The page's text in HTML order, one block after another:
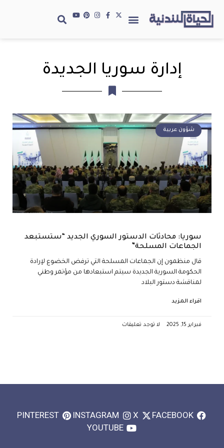
إدارة سوريا الجديدة
شؤون عربية
سوريا: محادثات الدستور السوري الجديد “ستستبعد
الجماعات المسلحة”
قال منظمون إن الجماعات المسلحة التي ترفض الخضوع لإرادة
الحكومة السورية الجديدة سيتم استبعادها من مؤتمر وطني
لمناقشة دستور البلاد
اقراء المزيد
فبراير 15, 2025 لا توجد تعليقات
FACEBOOK
X
INSTAGRAM
PINTEREST
YOUTUBE